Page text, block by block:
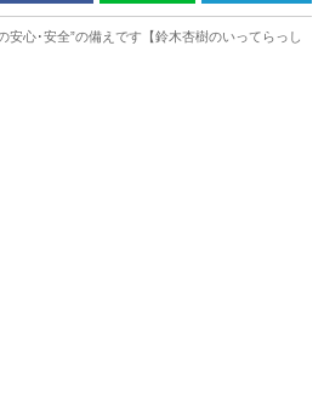
安心･安全”の備えです【鈴木杏樹のいってらっし